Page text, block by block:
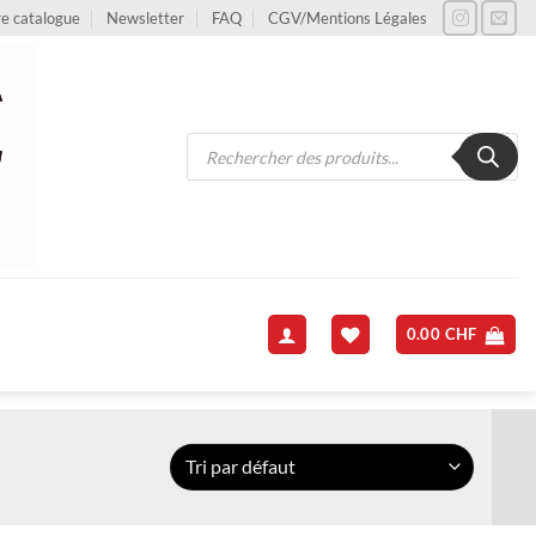
catalogue Newsletter FAQ CGV/Mentions Légales
Recherche
0.00 CHF